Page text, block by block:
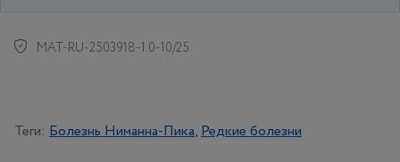
MAT-RU-2503918-1.0-10/25
Теги: Болезнь Ниманна-Пика Редкие болезни